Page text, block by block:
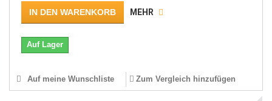
IN DEN WARENKORB MEHR
Auf Lager
Auf meine Wunschliste Zum Vergleich hinzufügen